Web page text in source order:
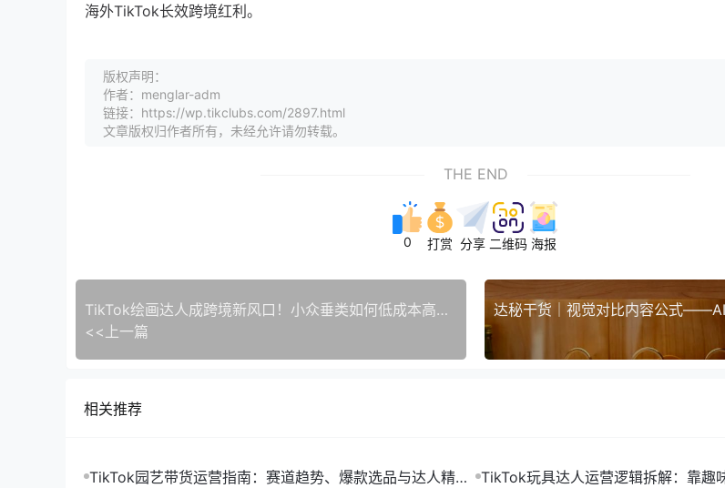
海外TikTok长效跨境红利。
版权声明：
作者：menglar-adm
链接：https://wp.tikclubs.com/2897.html
文章版权归作者所有，未经允许请勿转载。
THE END
0 打赏 分享 二维码 海报
TikTok绘画达人成跨境新风口！小众垂类如何低成本高转化变现
<<上一篇
相关推荐
TikTok园艺带货运营指南：赛道趋势、爆款选品与达人精细 TikTok玩具达人运营逻辑拆解：靠趣